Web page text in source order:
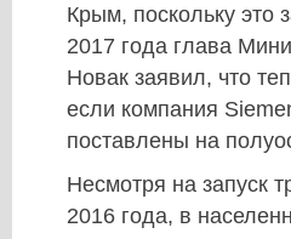
Крым, поскольку
2017 года глава
Новак заявил, что
если компания
поставлены на
Несмотря на запуск
2016 года, в